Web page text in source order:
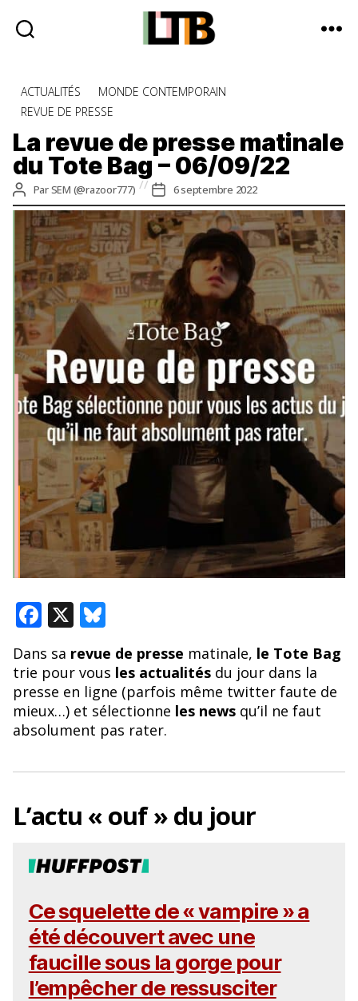
Bag
Média
d'information
quotidienne
Catégories
ACTUALITÉS
MONDE CONTEMPORAIN
REVUE DE PRESSE
La revue de presse matinale
du Tote Bag – 06/09/22
Auteur
de
l’article
ParSEM (@razoor777)
Date
de
l’article
6 septembre 2022
F
e
b
o
o
k
X Bl
u
e
sk
y
Dans sa revue de presse matinale, le Tote Bag
trie pour vous les actualitésdu jour dans la
presse en ligne (parfois même twitter faute de
mieux…) et sélectionne les newsqu’il ne faut
absolument pas rater.
L’actu « ouf » du jour
Ce squelette de « vampire » a
été découvert avec une
faucille sous la gorge pour
l’empêcher de ressusciter